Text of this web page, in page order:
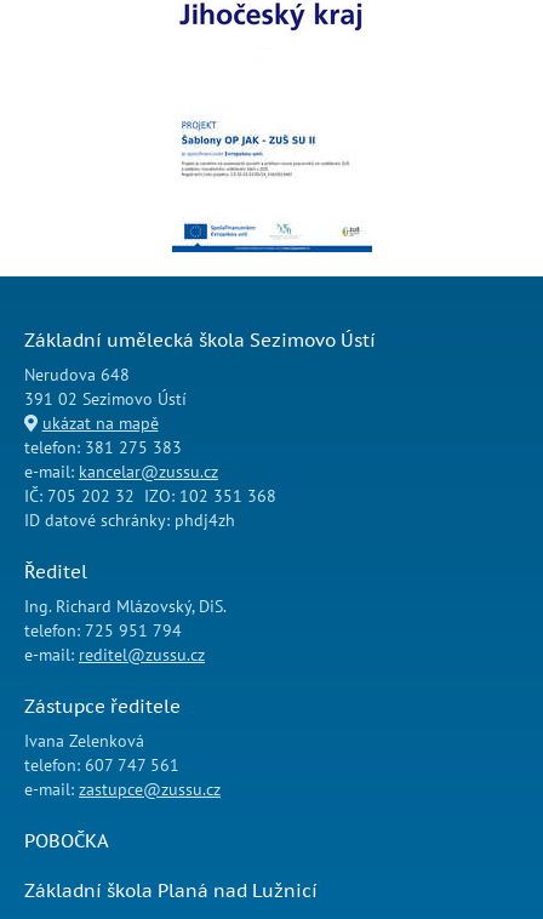
Základní umělecká škola Sezimovo Ústí
Nerudova 648
391 02 Sezimovo Ústí
ukázat na mapě
telefon: 381 275 383
e-mail: kancelar@zussu.cz
IČ: 705 202 32 IZO: 102 351 368
ID datové schránky: phdj4zh
Ředitel
Ing. Richard Mlázovský, DiS.
telefon: 725 951 794
e-mail: reditel@zussu.cz
Zástupce ředitele
Ivana Zelenková
telefon: 607 747 561
e-mail: zastupce@zussu.cz
POBOČKA
Základní škola Planá nad Lužnicí